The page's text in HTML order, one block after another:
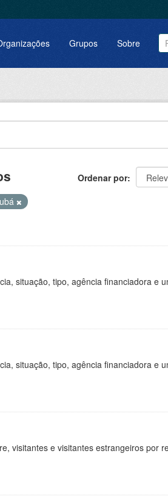
Grupos Sobre
Ordenar por
situação, tipo, agência financiadora e
situação, tipo, agência financiadora e
visitantes e visitantes estrangeiros por